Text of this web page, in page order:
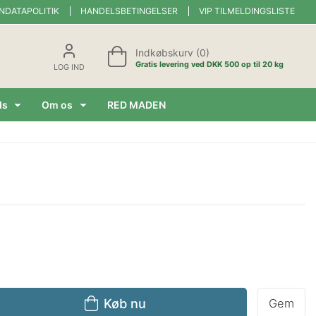
HANDELSBETINGELSER VIP TILMELDINGSLISTE
LOG IND
Indkøbskurv (0)
Gratis levering ved DKK 500 op til 20 kg
Om os RED MADEN
Køb nu Gem